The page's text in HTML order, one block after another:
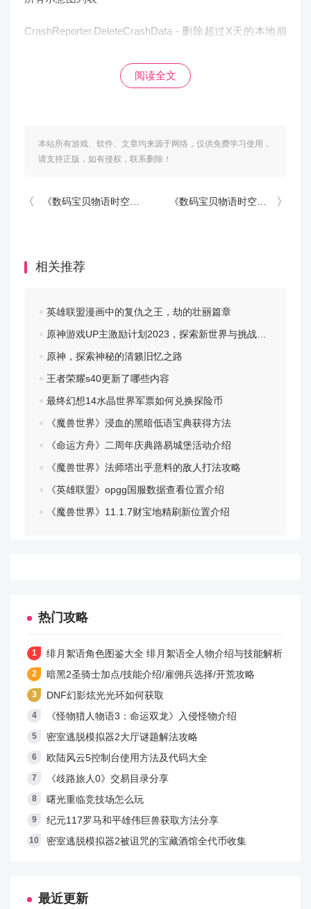
CrashReporter.DeleteCrashData - 删除超过X天的本地崩
CrashReporter.SimulateCrash - 模拟崩溃（导致游戏退
Debug.Achievements.Lock - 重新锁定成就
Debug.Achievements.ResetAll - 重新锁定所有成就
Debug.TextureMode - 启用调试用的纹理模式
Dockables.Create - 创建可停靠窗口
Dockables.DeleteUserLayout - 删除用户布局
Dockables.HideLayout - 隐藏任何显示的可停靠布局
Doom - 获得毁灭度资源
Ecs.RunRenderingBenchmark - 执行ECS渲染基准测试
FastDiplo - 切换快速外交作弊模式
FastRebels - 切换快速叛乱作弊模式
FullSettings - 生成包含所有选项的设置，即使未修改的选
项也包含
GUI.AnimationTimeline.LogStats - 将GUI动画时间线系统
GUI.ClearWidgets - 清除虚拟小部件
阅读全文
阅读全文
本站所有游戏、软件、文章均来源于网络，仅供免费学习使用，
请支持正版，如有侵权，联系删除！
《数码宝贝物语时空异客》取得海水方式 《数码宝贝物语时空异客》获得埃癸奥兽暗方法
相关推荐
英雄联盟漫画中的复仇之王，劫的壮丽篇章
原神游戏UP主激励计划2023，探索新世界与挑战自我
原神，探索神秘的清籁旧忆之路
王者荣耀s40更新了哪些内容
最终幻想14水晶世界军票如何兑换探险币
《魔兽世界》浸血的黑暗低语宝典获得方法
《命运方舟》二周年庆典路易城堡活动介绍
《魔兽世界》法师塔出乎意料的敌人打法攻略
《英雄联盟》opgg国服数据查看位置介绍
《魔兽世界》11.1.7财宝地精刷新位置介绍
热门攻略
绯月絮语角色图鉴大全 绯月絮语全人物介绍与技能解析
暗黑2圣骑士加点/技能介绍/雇佣兵选择/开荒攻略
DNF幻影炫光光环如何获取
《怪物猎人物语3：命运双龙》入侵怪物介绍
密室逃脱模拟器2大厅谜题解法攻略
欧陆风云5控制台使用方法及代码大全
《歧路旅人0》交易目录分享
曙光重临竞技场怎么玩
纪元117罗马和平雄伟巨兽获取方法分享
密室逃脱模拟器2被诅咒的宝藏酒馆全代币收集
最近更新